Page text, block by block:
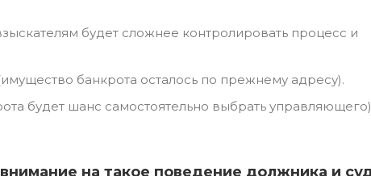
будет сложнее контролировать процесс и
банкрота осталось по прежнему адресу).
будет шанс самостоятельно выбрать
на такое поведение должника и